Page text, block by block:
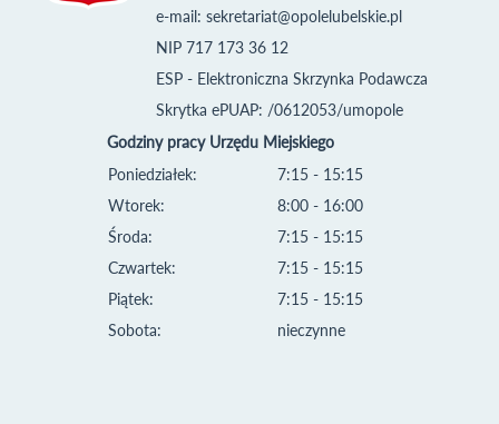
e-mail: sekretariat@opolelubelskie.pl
NIP 717 173 36 12
ESP - Elektroniczna Skrzynka Podawcza
Skrytka ePUAP: /0612053/umopole
Godziny pracy Urzędu Miejskiego
Poniedziałek:
Wtorek:
Środa:
Czwartek:
Piątek:
Sobota:
7:15 - 15:15
8:00 - 16:00
7:15 - 15:15
7:15 - 15:15
7:15 - 15:15
nieczynne